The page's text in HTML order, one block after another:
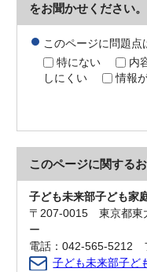
をお聞かせください。
このページに問題点
特にない
内
しにくい
情報
このページに関する
子ども未来部子ども家
〒207-0015 東京都東
ー
電話：042-565-5212
子ども未来部子ど